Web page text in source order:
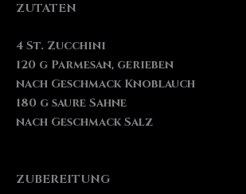
ZUTATEN
4 St. Zucchini
120 g Parmesan, gerieben
nach Geschmack Knoblauch
180 g saure Sahne
nach Geschmack Salz
ZUBEREITUNG